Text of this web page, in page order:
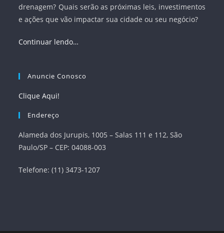
drenagem? Quais serão as próximas leis, investimentos
e ações que vão impactar sua cidade ou seu negócio?
Continuar lendo…
Anuncie Conosco
Clique Aqui!
Endereço
Alameda dos Jurupis, 1005 – Salas 111 e 112, São
Paulo/SP – CEP: 04088-003
Telefone: (11) 3473-1207